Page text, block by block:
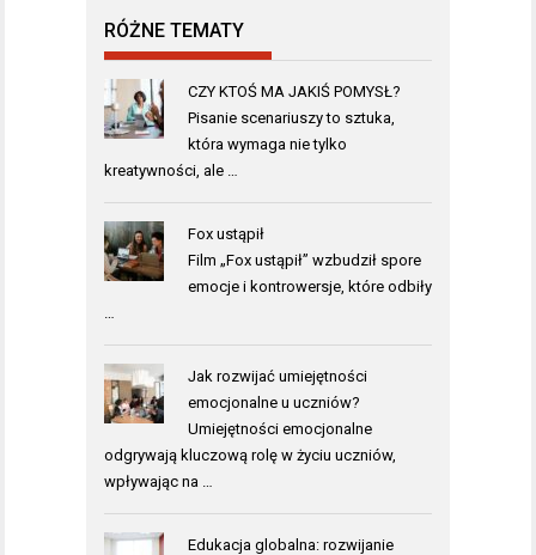
RÓŻNE TEMATY
CZY KTOŚ MA JAKIŚ POMYSŁ?
Pisanie scenariuszy to sztuka,
która wymaga nie tylko
kreatywności, ale …
Fox ustąpił
Film „Fox ustąpił” wzbudził spore
emocje i kontrowersje, które odbiły
Jak rozwijać umiejętności
emocjonalne u uczniów?
Umiejętności emocjonalne
odgrywają kluczową rolę w życiu uczniów,
wpływając na …
Edukacja globalna: rozwijanie